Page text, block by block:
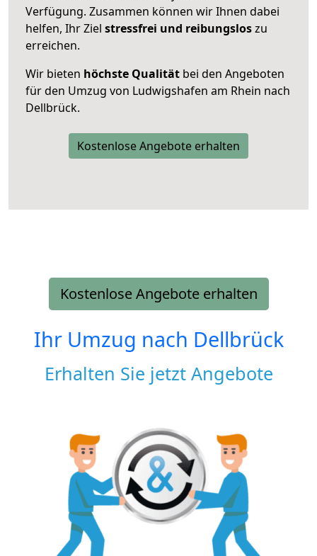
Verfügung. Zusammen können wir Ihnen dabei
helfen, Ihr Ziel stressfrei und reibungsloszu
erreichen.
Wir bieten höchste Qualität bei den Angeboten
für den Umzug von Ludwigshafen am Rhein nach
Dellbrück.
Kostenlose Angebote erhalten
Kostenlose Angebote erhalten
Ihr Umzug nach Dellbrück
Erhalten Sie jetzt Angebote